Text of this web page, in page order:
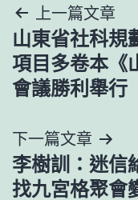
文
章
導
覽
上一篇文章
山東省社科規
項目多卷本《
會議勝利舉行
下一篇文章
李樹訓：迷信
找九宮格聚會